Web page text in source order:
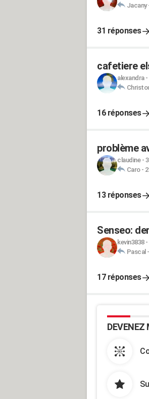
Jacany
31 réponses
cafetiere
alexandra-
16 réponses
problème
claudine-
Caro-
13 réponses
Senseo:
kevin3838-
Pascal -
17 réponses
DEVENEZ